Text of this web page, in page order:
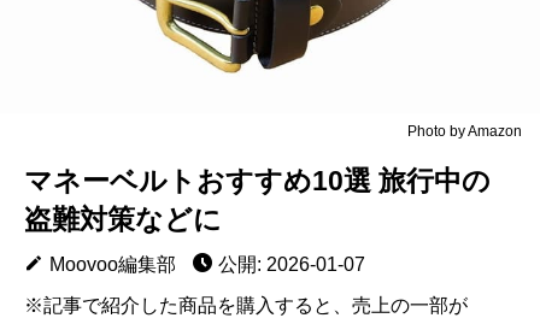
Photo by Amazon
マネーベルトおすすめ10選 旅行中の
盗難対策などに
Moovoo編集部
公開: 2026-01-07
※記事で紹介した商品を購入すると、売上の一部が